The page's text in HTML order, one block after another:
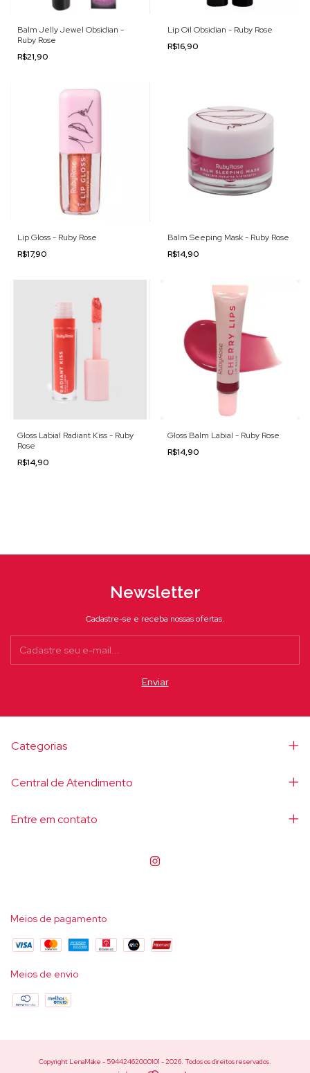
Balm Jelly Jewel Obsidian -
Ruby Rose
R$21,90
Lip Oil Obsidian - Ruby Rose
R$16,90
Lip Gloss - Ruby Rose
R$17,90
Balm Seeping Mask - Ruby Rose
R$14,90
Gloss Labial Radiant Kiss - Ruby
Rose
R$14,90
Gloss Balm Labial - Ruby Rose
R$14,90
Newsletter
Cadastre-se e receba nossas ofertas.
Categorias
Central de Atendimento
Entre em contato
Meios de pagamento
Meios de envio
Copyright LenaMake - 59442462000101 - 2026. Todos os direitos reservados.